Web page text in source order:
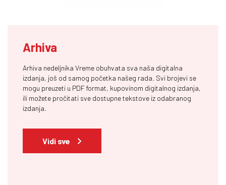
Arhiva
Arhiva nedeljnika Vreme obuhvata sva naša digitalna
izdanja, još od samog početka našeg rada. Svi brojevi se
mogu preuzeti u PDF format, kupovinom digitalnog izdanja,
ili možete pročitati sve dostupne tekstove iz odabranog
izdanja.
Vidi sve